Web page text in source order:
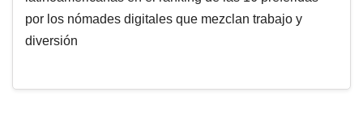
por los nómades digitales que mezclan trabajo y
diversión